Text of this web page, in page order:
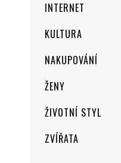
INTERNET
KULTURA
NAKUPOVÁNÍ
ŽENY
ŽIVOTNÍ STYL
ZVÍŘATA